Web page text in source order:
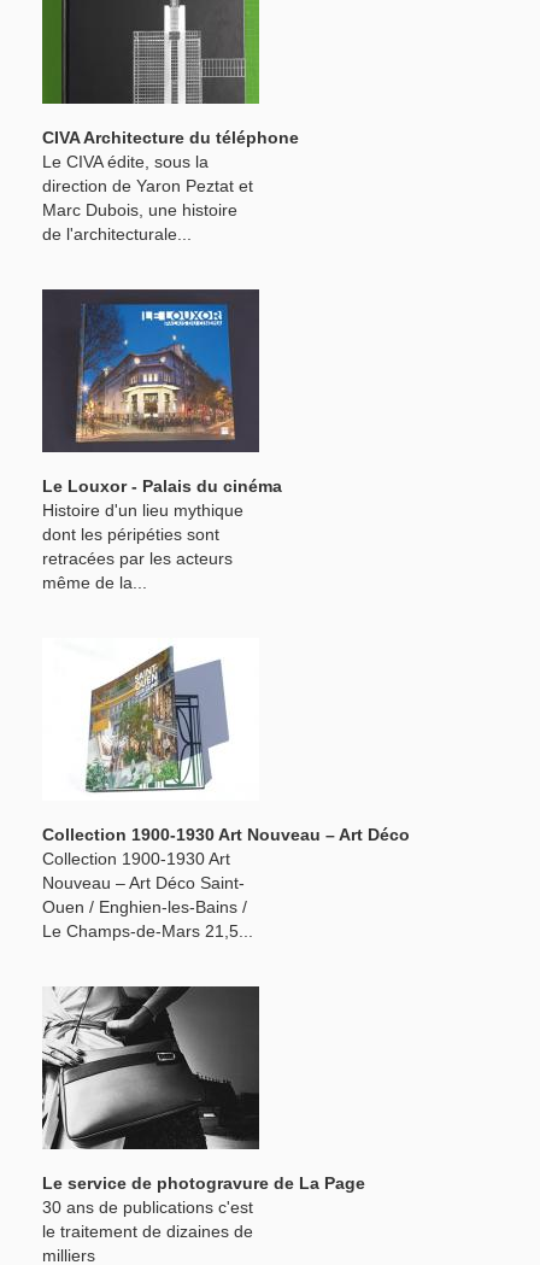
CIVA Architecture du téléphone
Le CIVA édite, sous la
direction de Yaron Peztat et
Marc Dubois, une histoire
de l'architecturale...
Le Louxor - Palais du cinéma
Histoire d'un lieu mythique
dont les péripéties sont
retracées par les acteurs
même de la...
Collection 1900-1930 Art Nouveau – Art Déco
Collection 1900-1930 Art
Nouveau – Art Déco Saint-
Ouen / Enghien-les-Bains /
Le Champs-de-Mars 21,5...
Le service de photogravure de La Page
30 ans de publications c'est
le traitement de dizaines de
milliers